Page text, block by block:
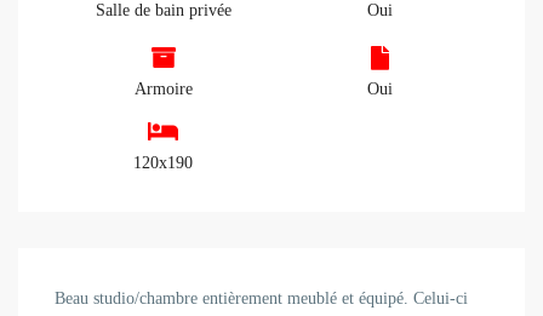
Salle de bain privée Oui
Armoire Oui
120x190
Beau studio/chambre entièrement meublé et équipé. Celui-ci